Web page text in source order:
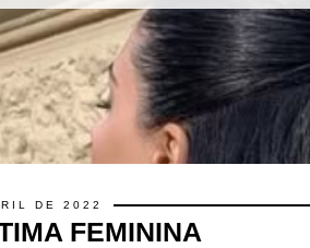
DE 2022
FEMININA